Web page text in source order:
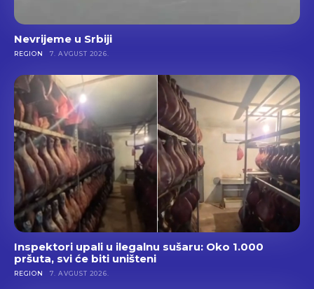
Nevrijeme u Srbiji
REGION 7. AVGUST 2026.
Inspektori upali u ilegalnu sušaru: Oko 1.000
pršuta, svi će biti uništeni
REGION 7. AVGUST 2026.